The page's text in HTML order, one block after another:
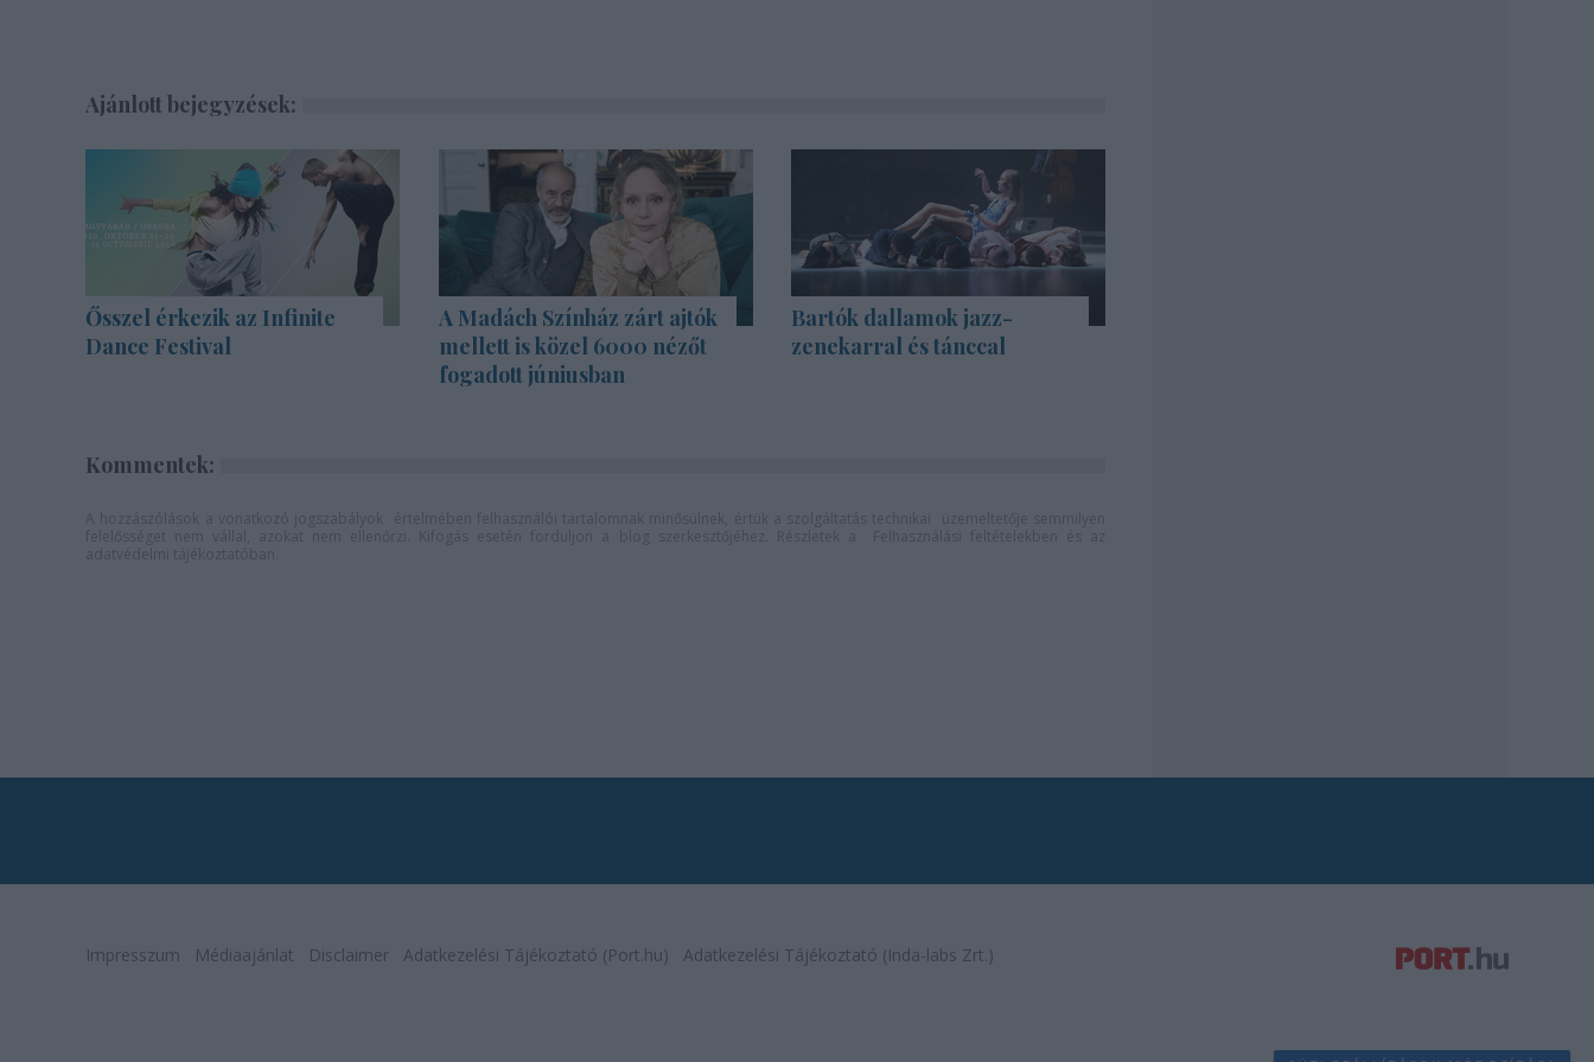
Ajánlott bejegyzések:
Ősszel érkezik az Infinite
Dance Festival
A Madách Színház zárt ajtók
mellett is közel 6000 nézőt
fogadott júniusban
Bartók dallamok jazz-
zenekarral és tánccal
Kommentek:
Impresszum Médiaajánlat Disclaimer Adatkezelési Tájékoztató (Port.hu) Adatkezelési Tájékoztató (Inda-labs Zrt.)